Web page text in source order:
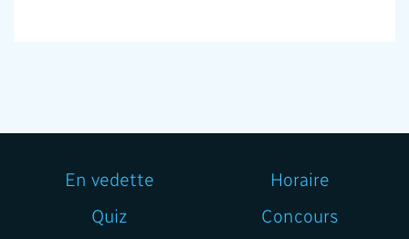
En vedette
Horaire
Quiz
Concours